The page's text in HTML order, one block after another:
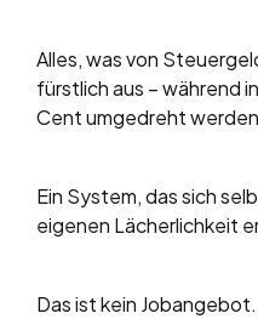
Alles, was von
fürstlich aus – während
Cent umgedreht
Ein System, das sich
eigenen Lächerlichkeit
Das ist kein Jobangebot.